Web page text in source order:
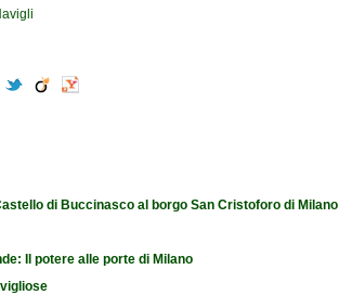
di Buccinasco al borgo San Cristoforo di Milano
Il potere alle porte di Milano